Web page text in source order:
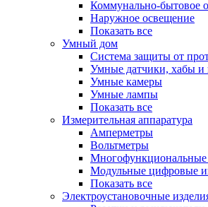
Коммунально-бытовое
Наружное освещение
Показать все
Умный дом
Система защиты от
Умные датчики, хабы и
Умные камеры
Умные лампы
Показать все
Измерительная аппаратура
Амперметры
Вольтметры
Многофункциональные
Модульные цифровые
Показать все
Электроустановочные